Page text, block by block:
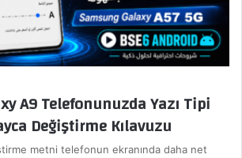
A9 Telefonunuzda Yazı Tipi
Değiştirme Kılavuzu
metni telefonun ekranında daha net